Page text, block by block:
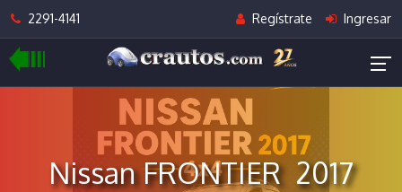
2291-4141 Regístrate Ingresar
Nissan FRONTIER 2017